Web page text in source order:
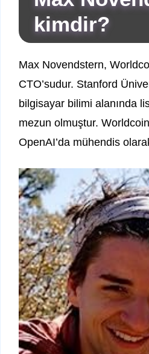
kimdir?
Max Novendstern,
CTO’sudur. Stanford
bilgisayar bilimi alanında
mezun olmuştur.
OpenAI’da mühendis